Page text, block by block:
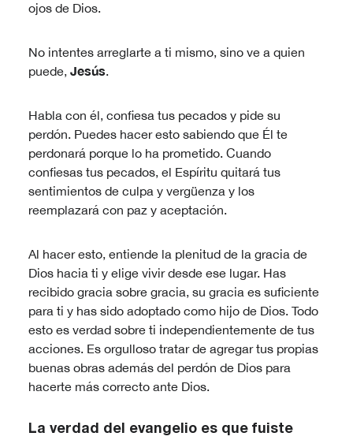
ojos de Dios.
No intentes arreglarte a ti mismo, sino ve a quien
puede, Jesús.
Habla con él, confiesa tus pecados y pide su
perdón. Puedes hacer esto sabiendo que Él te
perdonará porque lo ha prometido. Cuando
confiesas tus pecados, el Espíritu quitará tus
sentimientos de culpa y vergüenza y los
reemplazará con paz y aceptación.
Al hacer esto, entiende la plenitud de la gracia de
Dios hacia ti y elige vivir desde ese lugar. Has
recibido gracia sobre gracia, su gracia es suficiente
para ti y has sido adoptado como hijo de Dios. Todo
esto es verdad sobre ti independientemente de tus
acciones. Es orgulloso tratar de agregar tus propias
buenas obras además del perdón de Dios para
hacerte más correcto ante Dios.
La verdad del evangelio es que fuiste